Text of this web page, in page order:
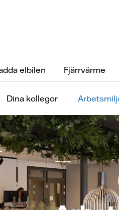
elbilen Fjärrvärme
Dina kollegor